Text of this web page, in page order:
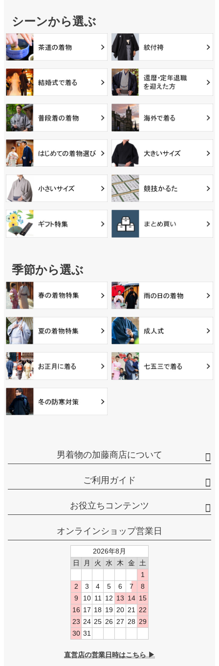
シーンから選ぶ
季節から選ぶ
男着物の加藤商店について
ご利用ガイド
お役立ちコンテンツ
オンラインショップ営業日
2026年8月
日
月 火 水 木 金
土
1
2
3 4 5 6 7
8
9
10 11 12 13 14 15
16 17 18 19 20 21
22
23 24 25 26 27 28 29
30 31
直営店の営業日時はこちら ▶